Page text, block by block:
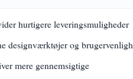
hurtigere leveringsmuligheder
designværktøjer og
mere gennemsigtige